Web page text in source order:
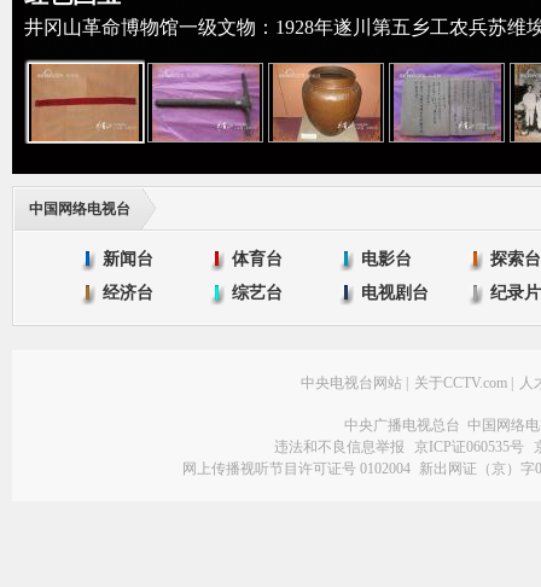
井冈山革命博物馆一级文物：1928年遂川第五乡工农兵苏维
中国网络电视台
新闻台 体育台 电影台
探索台
经济台
综艺台 电视剧台 纪录
中央电视台网站 关于CCTV.com 人
中央广播电视总台 中国网络
违法和不良信息举报
京ICP证060535号
网上传播视听节目许可证号 0102004 新出网证（京）